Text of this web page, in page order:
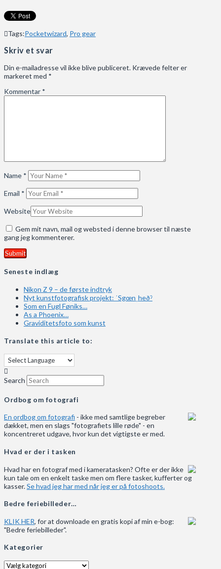
Tags:Pocketwizard, Pro gear
Skriv et svar
Din e-mailadresse vil ikke blive publiceret. Krævede felter er
markeret med *
Kommentar *
Name *
Email *
Website
Gem mit navn, mail og websted i denne browser til næste
gang jeg kommenterer.
Seneste indlæg
Nikon Z 9 – de første indtryk
Nyt kunstfotografisk projekt: ˈSgœnˌheðˀ
Som en Fugl Føniks…
As a Phoenix…
Graviditetsfoto som kunst
Translate this article to:
Search
Ordbog om fotografi
En ordbog om fotografi - ikke med samtlige begreber
dækket, men en slags "fotografiets lille røde" - en
koncentreret udgave, hvor kun det vigtigste er med.
Hvad er der i tasken
Hvad har en fotograf med i kameratasken? Ofte er der ikke
kun tale om en enkelt taske men om flere tasker, kufferter og
kasser.Se hvad jeg har med når jeg er på fotoshoots.
Bedre feriebilleder…
KLIK HER, for at downloade en gratis kopi af min e-bog:
"Bedre feriebilleder".
Kategorier
Kategorier